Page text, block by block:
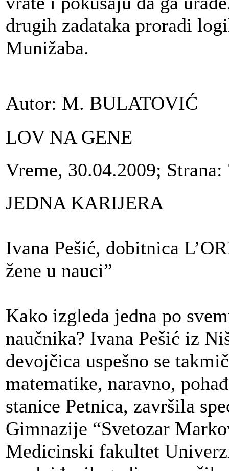
drugih zadataka proradi
Munižaba.
Autor: M. BULATOVIĆ
LOV NA GENE
Vreme, 30.04.2009; Strana:
JEDNA KARIJERA
Ivana Pešić, dobitnica
žene u nauci”
Kako izgleda jedna po
naučnika? Ivana Pešić iz
devojčica uspešno se
matematike, naravno,
stanice Petnica, završila
Gimnazije “Svetozar
Medicinski fakultet